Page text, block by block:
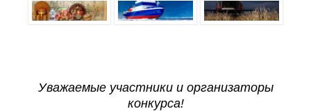
Уважаемые участники и организаторы
конкурса!